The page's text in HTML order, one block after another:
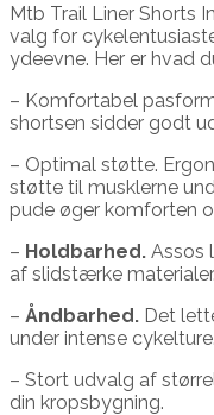
Mtb Trail Liner Shorts
valg for
ydeevne. Her er hvad
– Komfortabel
shortsen sidder godt
– Optimal støtte.
støtte til musklerne
pude øger komforten
– Holdbarhed. Assos
af slidstærke
– Åndbarhed. Det
under intense cykelture.
– Stort udvalg af
din kropsbygning.